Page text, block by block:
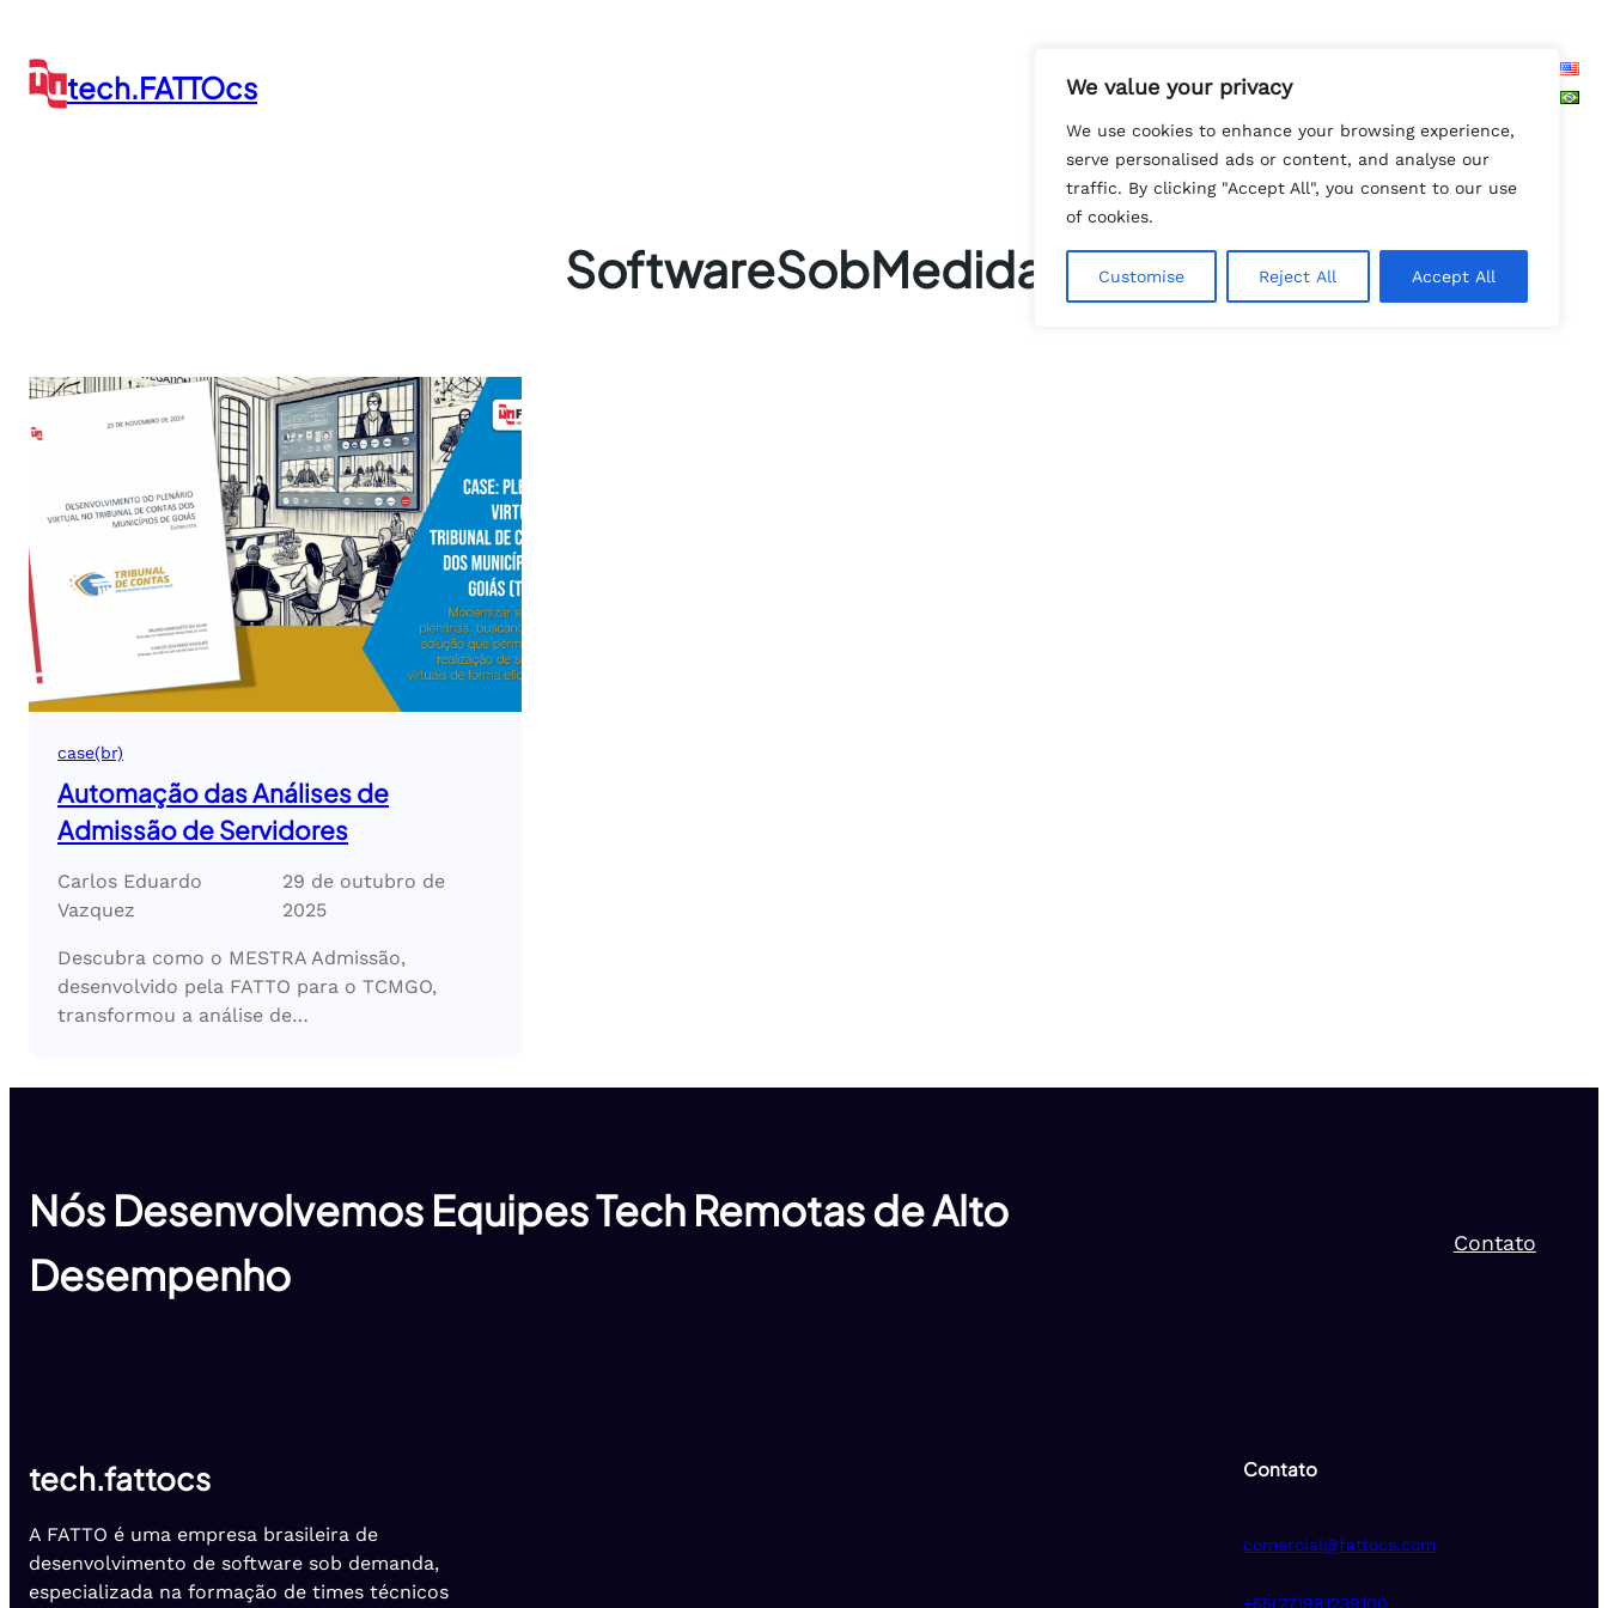
We value your privacy
We use cookies to enhance your browsing experience,
serve personalised ads or content, and analyse our
traffic. By clicking "Accept All", you consent to our use
of cookies.
Customise Reject All Accept All
conteúdo
tech.FATTOcs
SoftwareSobMedida
case(br)
Automação das Análises de
Admissão de Servidores
Carlos Eduardo
Vazquez
29 de outubro de
2025
Descubra como o MESTRA Admissão,
desenvolvido pela FATTO para o TCMGO,
transformou a análise de…
Nós Desenvolvemos Equipes Tech Remotas de Alto
Desempenho
Contato
tech.fattocs
A FATTO é uma empresa brasileira de
desenvolvimento de software sob demanda,
especializada na formação de times técnicos
Contato
comercial@fattocs.com
+55(27)981239100